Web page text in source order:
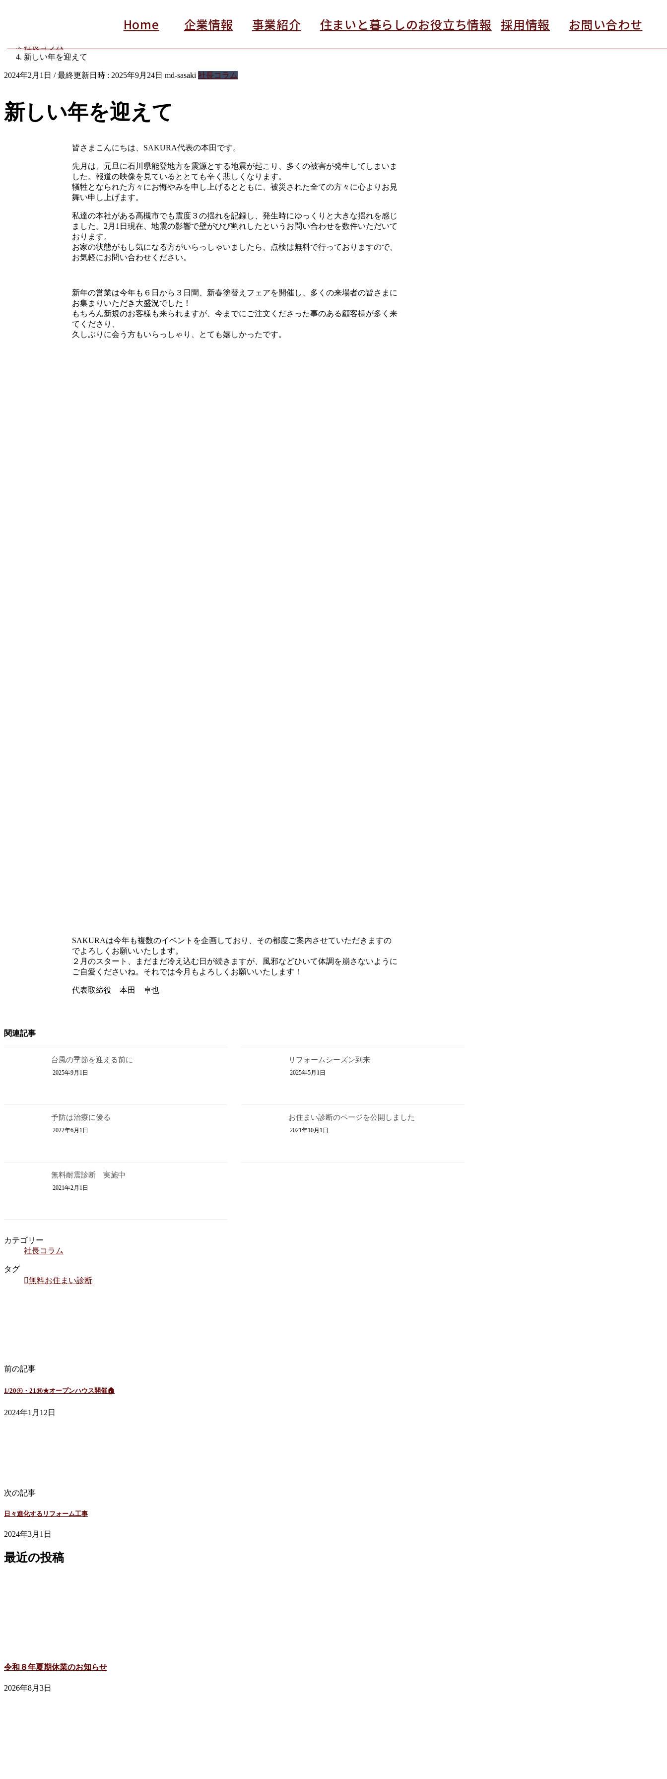
Home 企業情報 事業紹介 住まいと暮らしのお役立ち情報 採用情報 お問い合わせ
社長コラム
新しい年を迎えて
2024年2月1日 / 最終更新日時 : 2025年9月24日 md-sasaki 社長コラム
新しい年を迎えて
皆さまこんにちは、SAKURA代表の本田です。
先月は、元旦に石川県能登地方を震源とする地震が起こり、多くの被害が発生してしまいま
した。報道の映像を見ているととても辛く悲しくなります。
犠牲となられた方々にお悔やみを申し上げるとともに、被災された全ての方々に心よりお見
舞い申し上げます。
私達の本社がある高槻市でも震度３の揺れを記録し、発生時にゆっくりと大きな揺れを感じ
ました。2月1日現在、地震の影響で壁がひび割れしたというお問い合わせを数件いただいて
おります。
お家の状態がもし気になる方がいらっしゃいましたら、点検は無料で行っておりますので、
お気軽にお問い合わせください。
新年の営業は今年も６日から３日間、新春塗替えフェアを開催し、多くの来場者の皆さまに
お集まりいただき大盛況でした！
もちろん新規のお客様も来られますが、今までにご注文くださった事のある顧客様が多く来
てくださり、
久しぶりに会う方もいらっしゃり、とても嬉しかったです。
SAKURAは今年も複数のイベントを企画しており、その都度ご案内させていただきますの
でよろしくお願いいたします。
２月のスタート、まだまだ冷え込む日が続きますが、風邪などひいて体調を崩さないように
ご自愛くださいね。それでは今月もよろしくお願いいたします！
代表取締役 本田 卓也
関連記事
台風の季節を迎える前に
2025年9月1日
リフォームシーズン到来
2025年5月1日
予防は治療に優る
2022年6月1日
お住まい診断のページを公開しました
2021年10月1日
無料耐震診断 実施中
2021年2月1日
カテゴリー
社長コラム
タグ
無料お住まい診断
前の記事
1/20㊏・21㊐★オープンハウス開催🏠
2024年1月12日
次の記事
日々進化するリフォーム工事
2024年3月1日
最近の投稿
令和８年夏期休業のお知らせ
2026年8月3日